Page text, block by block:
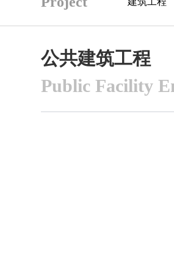
公共建筑工程
Public Facility